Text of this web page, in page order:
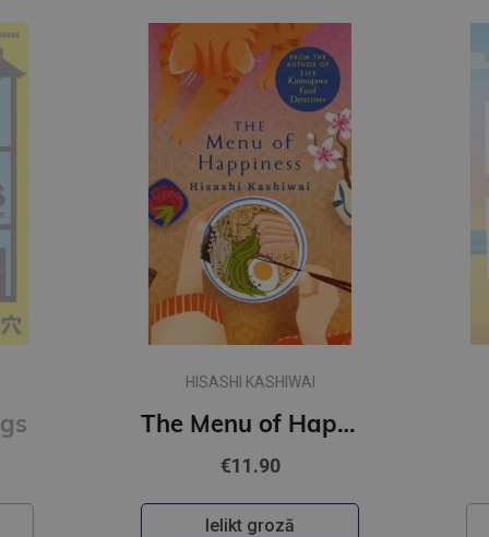
HISASHI KASHIWAI
The Menu of Happiness
€11.90
Ielikt grozā